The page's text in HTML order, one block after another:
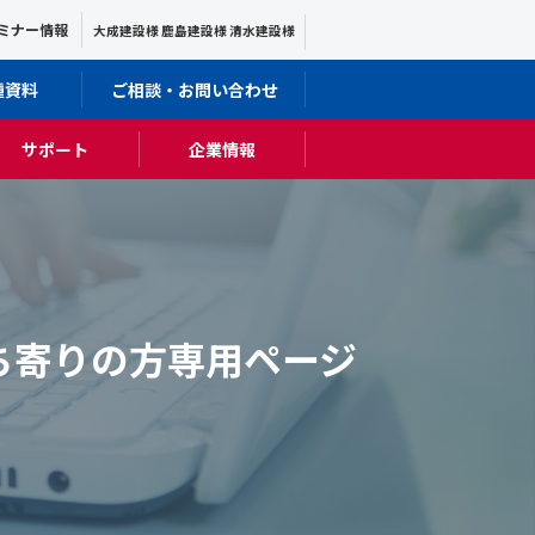
サポート 企業情報
ナー情報 大成建設様 鹿島建設様 清水建設様
料 ご相談・お問い合わせ
りの方専用ページ